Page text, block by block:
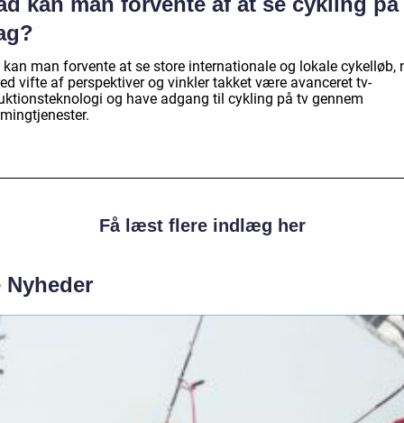
kan man forvente at se store internationale og lokale cykelløb,
vifte af perspektiver og vinkler takket være avanceret tv-
og have adgang til cykling på tv gennem
Få læst flere indlæg her
Nyheder